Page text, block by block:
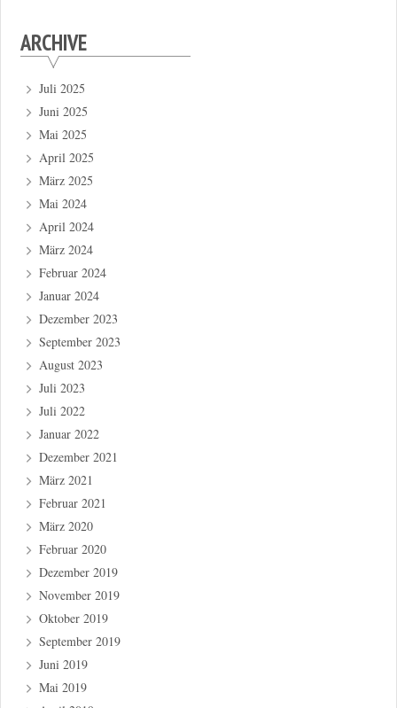
ARCHIVE
Juli 2025
Juni 2025
Mai 2025
April 2025
März 2025
Mai 2024
April 2024
März 2024
Februar 2024
Januar 2024
Dezember 2023
September 2023
August 2023
Juli 2023
Juli 2022
Januar 2022
Dezember 2021
März 2021
Februar 2021
März 2020
Februar 2020
Dezember 2019
November 2019
Oktober 2019
September 2019
Juni 2019
Mai 2019